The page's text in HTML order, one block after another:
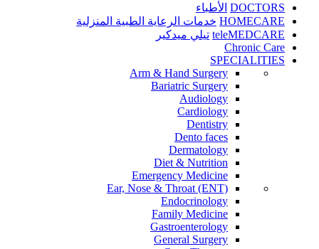
DOCTORS الأطباء
HOMECARE خدمات الرعاية الطبية المنزلية
teleMEDCARE تيلي ميدكير
Chronic Care
SPECIALITIES
Arm & Hand Surgery
Bariatric Surgery
Audiology
Cardiology
Dentistry
Dento faces
Dermatology
Diet & Nutrition
Emergency Medicine
Ear, Nose & Throat (ENT)
Endocrinology
Family Medicine
Gastroenterology
General Surgery